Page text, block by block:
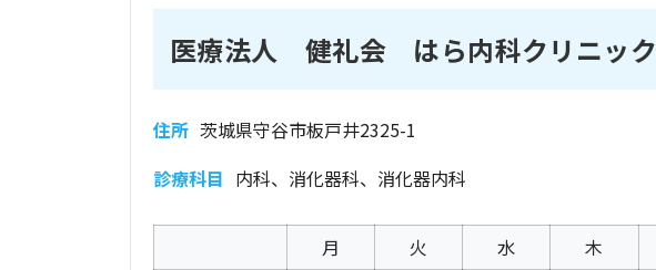
医療法人 健礼会 はら内科クリニック
住所 茨城県守谷市板戸井2325-1
診療科目 内科、消化器科、消化器内科
月 火 水 木